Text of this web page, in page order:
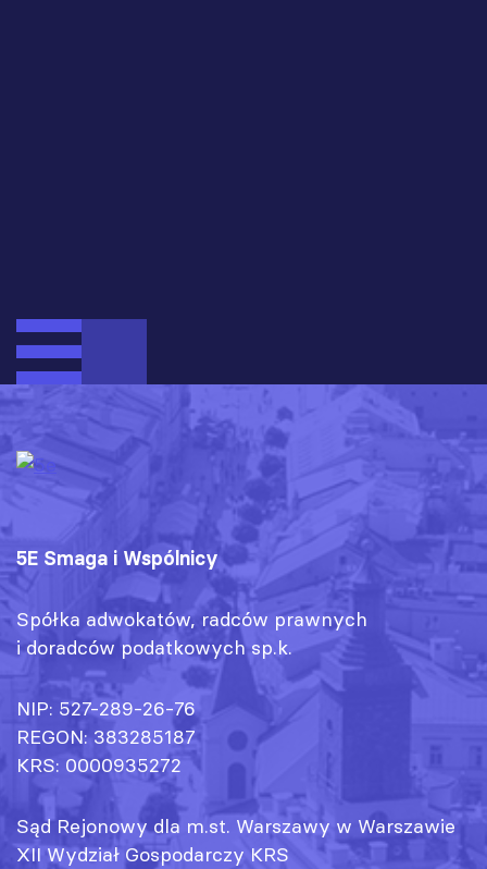
5E Smaga i Wspólnicy
Spółka adwokatów, radców prawnych
i doradców podatkowych sp.k.
NIP: 527-289-26-76
REGON: 383285187
KRS: 0000935272
Sąd Rejonowy dla m.st. Warszawy w Warszawie
XII Wydział Gospodarczy KRS